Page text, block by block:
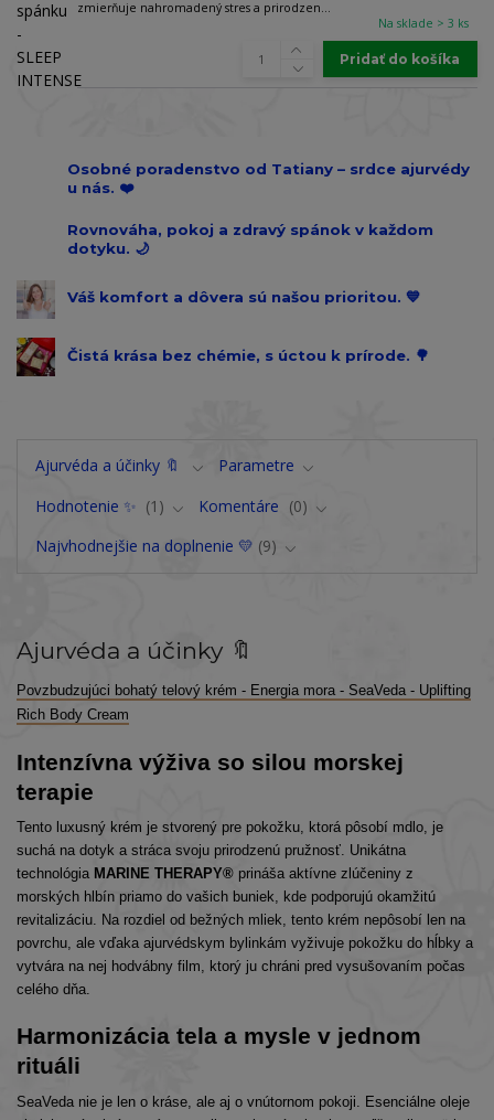
zmierňuje nahromadený stres a prirodzen...
Na sklade > 3 ks
Pridať do košíka
Osobné poradenstvo od Tatiany – srdce ajurvédy
u nás. ❤️
Rovnováha, pokoj a zdravý spánok v každom
dotyku. 🌙
Váš komfort a dôvera sú našou prioritou. 💙
Čistá krása bez chémie, s úctou k prírode. 🌳
Ajurvéda a účinky 🔖
Parametre
Hodnotenie ✨
1 Komentáre
0
Najvhodnejšie na doplnenie 💛 9
Ajurvéda a účinky 🔖
Povzbudzujúci bohatý telový krém - Energia mora - SeaVeda - Uplifting
Rich Body Cream
Intenzívna výživa so silou morskej
terapie
Tento luxusný krém je stvorený pre pokožku, ktorá pôsobí mdlo, je
suchá na dotyk a stráca svoju prirodzenú pružnosť. Unikátna
technológia MARINE THERAPY® prináša aktívne zlúčeniny z
morských hlbín priamo do vašich buniek, kde podporujú okamžitú
revitalizáciu. Na rozdiel od bežných mliek, tento krém nepôsobí len na
povrchu, ale vďaka ajurvédskym bylinkám vyživuje pokožku do hĺbky a
vytvára na nej hodvábny film, ktorý ju chráni pred vysušovaním počas
celého dňa.
Harmonizácia tela a mysle v jednom
rituáli
SeaVeda nie je len o kráse, ale aj o vnútornom pokoji. Esenciálne oleje